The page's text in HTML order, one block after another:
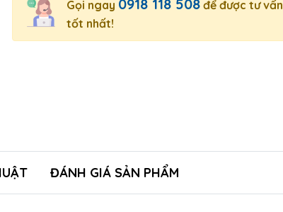
Gọi ngay 0918 118 508để được tư vấn
tốt nhất!
ĐÁNH GIÁ SẢN PHẨM